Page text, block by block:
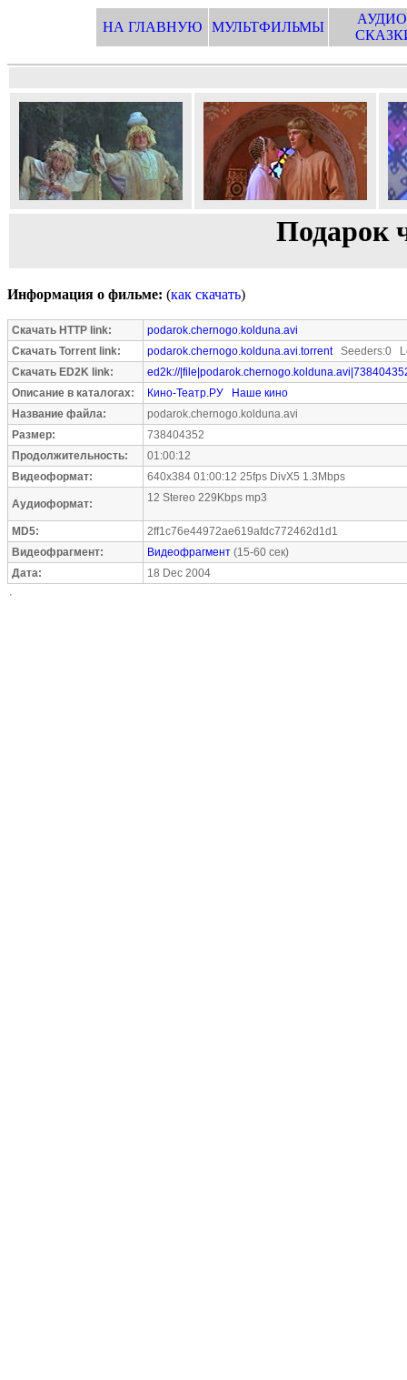
НА ГЛАВНУЮ МУЛЬТФИЛЬМЫ
Подарок
Информация о фильме: (как скачать)
Скачать HTTP link:
podarok.chernogo.kolduna.avi
Скачать Torrent link:
podarok.chernogo.kolduna.avi.torrentSeeders:0
Скачать ED2K link:
ed2k://
Описание в каталогах:
Кино-Театр.РУ
Наше кино
Название файла:
podarok.chernogo.kolduna.avi
Размер:
738404352
Продолжительность:
01:00:12
Видеоформат:
640x384 01:00:12 25fps DivX5 1.3Mbps
Аудиоформат: 12 Stereo 229Kbps mp3
MD5:
2ff1c76e44972ae619afdc772462d1d1
Видеофрагмент:
Видеофрагмент (15-60 сек)
Дата:
18 Dec 2004